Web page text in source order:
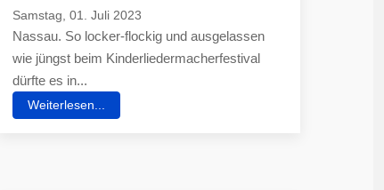
Samstag, 01. Juli 2023
Nassau. So locker-flockig und ausgelassen
wie jüngst beim Kinderliedermacherfestival
dürfte es in...
Weiterlesen...